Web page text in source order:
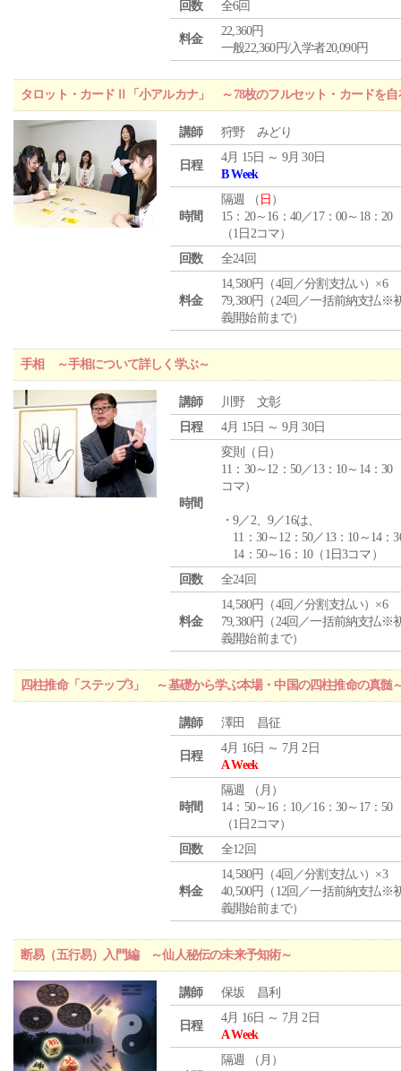
回数 全6回
料金
22,360円
一般22,360円/入学者20,090円
タロット・カードⅡ「小アルカナ」 ～78枚のフルセット・カードを自
講師 狩野 みどり
日程
4月 15日 ～ 9月 30日
B Week
時間
隔週 （ 日 ）
15：20～16：40／17：00～18：20
（1日2コマ）
回数
全24回
料金
14,580円（4回／分割支払い）×6
79,380円（24回／一括前納支払※
義開始前まで）
手相 ～手相について詳しく学ぶ～
講師
川野 文彰
日程
4月 15日 ～ 9月 30日
時間
変則（日）
11：30～12：50／13：10～14：30
コマ）
・9／2、9／16は、
11：30～12：50／13：10～14：
14：50～16：10（1日3コマ）
回数
全24回
料金
14,580円（4回／分割支払い）×6
79,380円（24回／一括前納支払※
義開始前まで）
四柱推命「ステップ3」 ～基礎から学ぶ本場・中国の四柱推命の真髄
講師 澤田 昌征
日程
4月 16日 ～ 7月 2日
A Week
時間
隔週 （ 月 ）
14：50～16：10／16：30～17：50
（1日2コマ）
回数
全12回
料金
14,580円（4回／分割支払い）×3
40,500円（12回／一括前納支払※
義開始前まで）
断易（五行易）入門編 ～仙人秘伝の未来予知術～
講師 保坂 昌利
日程
4月 16日 ～ 7月 2日
A Week
隔週 （ 月 ）